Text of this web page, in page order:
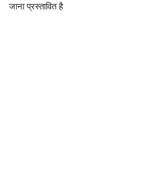
जाना प्रस्तावित है